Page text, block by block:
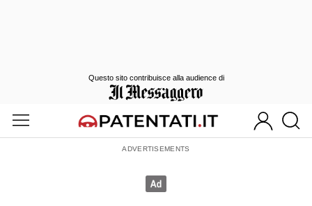
Questo sito contribuisce alla audience di